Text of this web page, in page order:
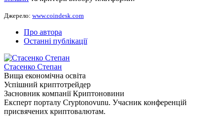
Джерело: www.coindesk.com
Про автора
Останні публікації
Стасенко Степан
Вища економічна освіта
Успішний криптотрейдер
Засновник компанії Криптоновини
Експерт порталу Cryptonovunu. Учасник конференцій
присвячених криптовалютам.